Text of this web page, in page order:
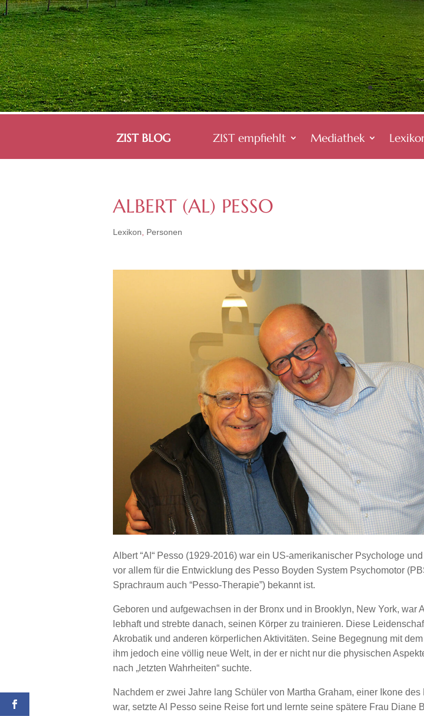
ZIST BLOG ZIST empfiehlt Mediathek
ALBERT (AL) PESSO
Lexikon Personen
Albert “Al“ Pesso (1929-2016) war ein US-amerikanischer Psychologe
vor allem für die Entwicklung des Pesso Boyden System Psychomotor
Sprachraum auch “Pesso-Therapie”) bekannt ist.
Geboren und aufgewachsen in der Bronx und in Brooklyn, New York, war
lebhaft und strebte danach, seinen Körper zu trainieren. Diese
Akrobatik und anderen körperlichen Aktivitäten. Seine Begegnung mit
ihm jedoch eine völlig neue Welt, in der er nicht nur die physischen
nach „letzten Wahrheiten“ suchte.
Nachdem er zwei Jahre lang Schüler von Martha Graham, einer Ikone
war, setzte Al Pesso seine Reise fort und lernte seine spätere Frau Diane